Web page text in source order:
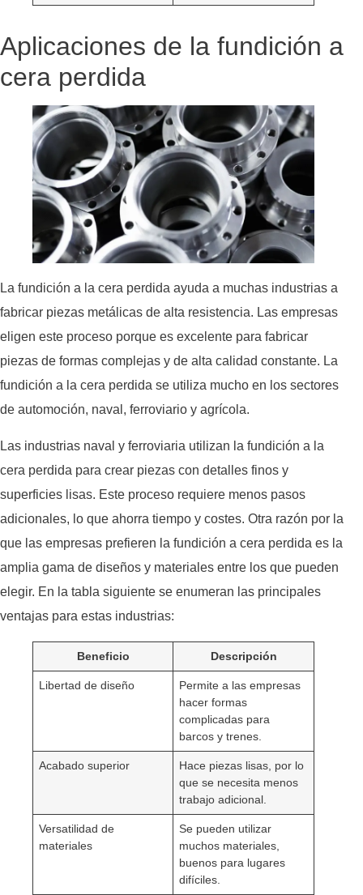
Aplicaciones de la fundición a
cera perdida
La fundición a la cera perdida ayuda a muchas industrias a
fabricar piezas metálicas de alta resistencia. Las empresas
eligen este proceso porque es excelente para fabricar
piezas de formas complejas y de alta calidad constante. La
fundición a la cera perdida se utiliza mucho en los sectores
de automoción, naval, ferroviario y agrícola.
Las industrias naval y ferroviaria utilizan la fundición a la
cera perdida para crear piezas con detalles finos y
superficies lisas. Este proceso requiere menos pasos
adicionales, lo que ahorra tiempo y costes. Otra razón por la
que las empresas prefieren la fundición a cera perdida es la
amplia gama de diseños y materiales entre los que pueden
elegir. En la tabla siguiente se enumeran las principales
ventajas para estas industrias:
Beneficio Descripción
Libertad de diseño
Permite a las empresas
hacer formas
complicadas para
barcos y trenes.
Acabado superior
Hace piezas lisas, por lo
que se necesita menos
trabajo adicional.
Versatilidad de
materiales
Se pueden utilizar
muchos materiales,
buenos para lugares
difíciles.